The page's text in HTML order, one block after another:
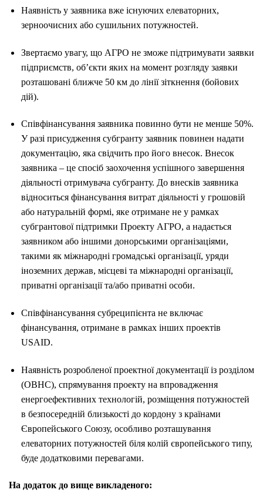
Наявність у заявника вже існуючих елеваторних,
зерноочисних або сушильних потужностей.
Звертаємо увагу, що АГРО не зможе підтримувати заявки
підприємств, об’єкти яких на момент розгляду заявки
розташовані ближче 50 км до лінії зіткнення (бойових
дій).
Співфінансування заявника повинно бути не менше 50%.
У разі присудження субгранту заявник повинен надати
документацію, яка свідчить про його внесок. Внесок
заявника – це спосіб заохочення успішного завершення
діяльності отримувача субгранту. До внесків заявника
відноситься фінансування витрат діяльності у грошовій
або натуральній формі, яке отримане не у рамках
субгрантової підтримки Проекту АГРО, а надається
заявником або іншими донорськими організаціями,
такими як міжнародні громадські організації, уряди
іноземних держав, місцеві та міжнародні організації,
приватні організації та/або приватні особи.
Співфінансування субреципієнта не включає
фінансування, отримане в рамках інших проектів
USAID.
Наявність розробленої проектної документації із розділом
(ОВНС), спрямування проекту на впровадження
енергоефективних технологій, розміщення потужностей
в безпосередній близькості до кордону з країнами
Європейського Союзу, особливо розташування
елеваторних потужностей біля колій європейського типу,
буде додатковими перевагами.
На додаток до вище викладеного: